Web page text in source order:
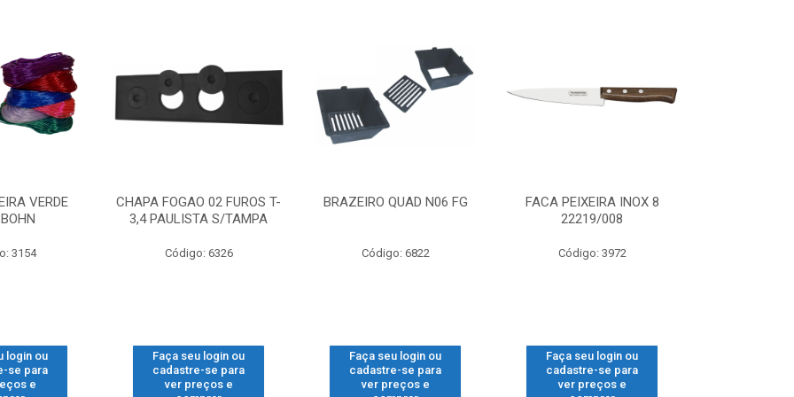
VERDE
3154
login ou
se para
e
CHAPA FOGAO 02 FUROS T-
3,4 PAULISTA S/TAMPA
Código: 6326
Faça seu login ou
cadastre-se para
ver preços e
BRAZEIRO QUAD N06 FG
Código: 6822
Faça seu login ou
cadastre-se para
ver preços e
FACA PEIXEIRA INOX 8
22219/008
Código: 3972
Faça seu login ou
cadastre-se para
ver preços e